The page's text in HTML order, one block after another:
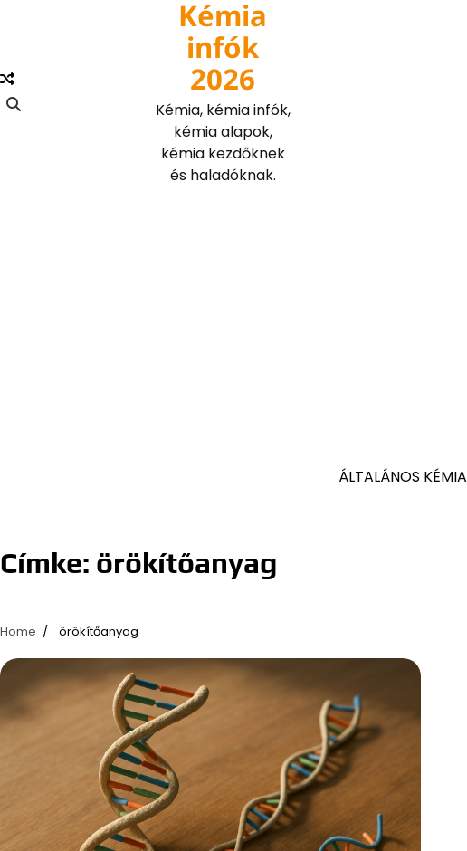
Kémia
infók
2026
Kémia, kémia infók,
kémia alapok,
kémia kezdőknek
és haladóknak.
ÁLTALÁNOS KÉMIA
Címke: örökítőanyag
Home örökítőanyag